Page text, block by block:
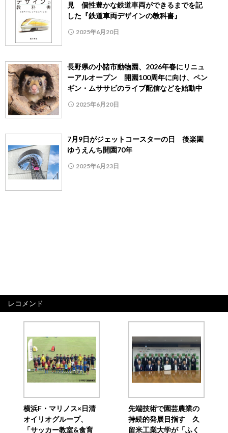
見 個性豊かな鉄道車両ができるまでを記
した『鉄道車両デザインの教科書』
2025年6月20日
長野県の小諸市動物園、2026年春にリニュ
ーアルオープン 開園100周年に向け、ペン
ギン・ムササビのライブ配信などを始動中
2025年6月20日
7月9日がジェットコースターの日 後楽園
ゆうえんち開園70年
2025年6月23日
レコメンド
横浜F・マリノス×日清
オイリオグループ、
「サッカー教室&食育
先端技術で園芸農業の
持続的発展目指す 久
留米工業大学が「ふく